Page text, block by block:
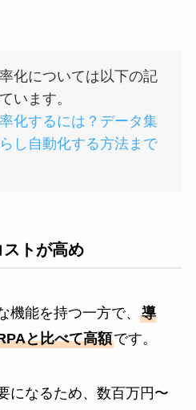
化については以下の記
います。
化するには？データ集
し自動化する方法まで
トが高め
機能を持つ一方で、 導
と比べて高額です。
になるため、数百万円〜